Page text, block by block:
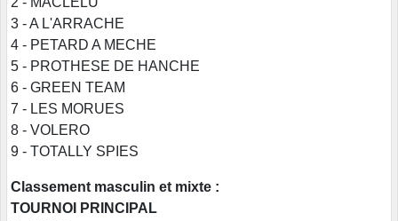
3 - A L'ARRACHE
4 - PETARD A MECHE
5 - PROTHESE DE HANCHE
6 - GREEN TEAM
7 - LES MORUES
8 - VOLERO
9 - TOTALLY SPIES
Classement masculin et mixte :
TOURNOI PRINCIPAL